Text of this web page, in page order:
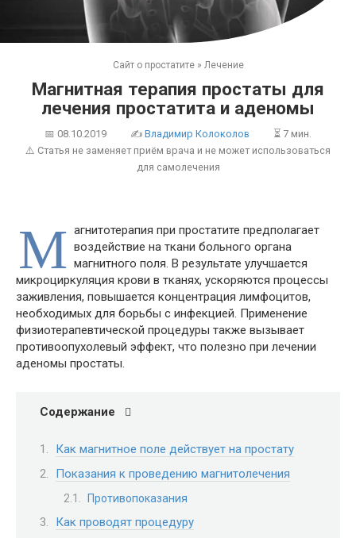
Сайт о простатите » Лечение
Магнитная терапия простаты для
лечения простатита и аденомы
📅 08.10.2019 ✍ Владимир Колоколов
⏳ 7 мин.
⚠️ Статья не заменяет приём врача и не может использоваться
для самолечения
М агнитотерапия при простатите предполагает
воздействие на ткани больного органа
магнитного поля. В результате улучшается
микроциркуляция крови в тканях, ускоряются процессы
заживления, повышается концентрация лимфоцитов,
необходимых для борьбы с инфекцией. Применение
физиотерапевтической процедуры также вызывает
противоопухолевый эффект, что полезно при лечении
аденомы простаты.
Содержание
Как магнитное поле действует на простату
Показания к проведению магнитолечения
Противопоказания
Как проводят процедуру